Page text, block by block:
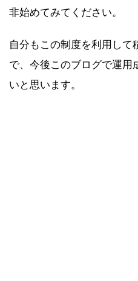
非始めてみてください。
自分もこの制度を利用して
で、今後このブログで運用
いと思います。